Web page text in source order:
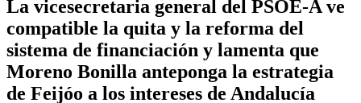
La vicesecretaria general del PSOE-A ve
compatible la quita y la reforma del
sistema de financiación y lamenta que
Moreno Bonilla anteponga la estrategia
de Feijóo a los intereses de Andalucía